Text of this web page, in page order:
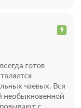
9
готов
чаевых. Вся
необыкновенной
с